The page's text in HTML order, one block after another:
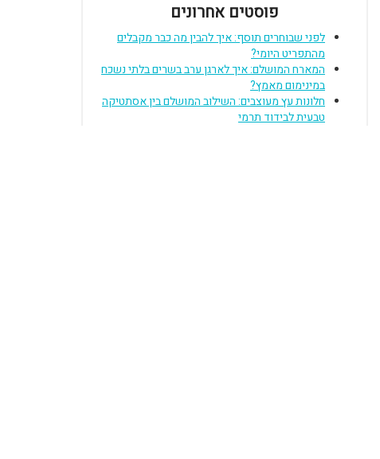
פוסטים אחרונים
לפני שבוחרים תוסף: איך להבין מה כבר מקבלים
מהתפריט היומי?
המארח המושלם: איך לארגן ערב בשרים בלתי נשכח
במינימום מאמץ?
חלונות עץ מעוצבים: השילוב המושלם בין אסתטיקה
טבעית לבידוד תרמי